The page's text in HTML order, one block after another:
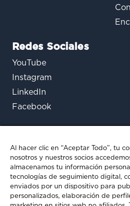
Redes Sociales
YouTube
Instagram
LinkedIn
Facebook
¿Aún tienes
Al hacer clic en “Aceptar Todo”, tu
nosotros y nuestros socios
almacenamos tu información
tecnologías de seguimiento digital,
enviados por un dispositivo para
personalizados, elaboración de